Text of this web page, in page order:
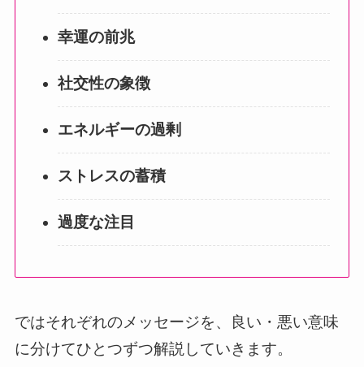
幸運の前兆
社交性の象徴
エネルギーの過剰
ストレスの蓄積
過度な注目
ではそれぞれのメッセージを、良い・悪い意味
に分けてひとつずつ解説していきます。